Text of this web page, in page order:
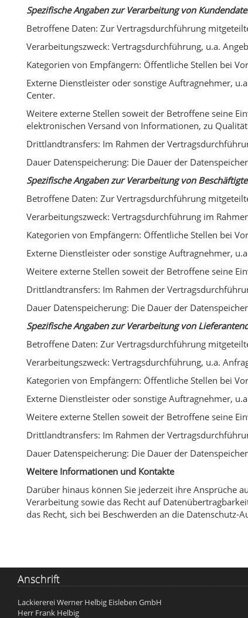
Spezifische Angaben zur Verarbeitung von
Betroffene Daten: Zur Vertragsdurchführung
Verarbeitungszweck: Vertragsdurchführung, u.a.
Kategorien von Empfängern: Öffentliche Stellen bei
Externe Dienstleister oder sonstige Auftragnehmer,
Center.
Weitere externe Stellen soweit der Betroffene seine
elektronischen Versand von Informationen, zu
Drittlandtransfers: Im Rahmen der
Dauer Datenspeicherung: Die Dauer der
Spezifische Angaben zur Verarbeitung von
Betroffene Daten: Zur Vertragsdurchführung
Verarbeitungszweck: Vertragsdurchführung im
Kategorien von Empfängern: Öffentliche Stellen bei
Externe Dienstleister oder sonstige Auftragnehmer,
Weitere externe Stellen soweit der Betroffene seine
Drittlandtransfers: Im Rahmen der
Dauer Datenspeicherung: Die Dauer der
Spezifische Angaben zur Verarbeitung von
Betroffene Daten: Zur Vertragsdurchführung
Verarbeitungszweck: Vertragsdurchführung, u.a.
Kategorien von Empfängern: Öffentliche Stellen bei
Externe Dienstleister oder sonstige Auftragnehmer,
Weitere externe Stellen soweit der Betroffene seine
Drittlandtransfers: Im Rahmen der
Dauer Datenspeicherung: Die Dauer der
Weitere Informationen und Kontakte
Darüber hinaus können Sie jederzeit ihre Ansprüche
Verarbeitung sowie das Recht auf
das Recht, sich bei Beschwerden an die Datenschutz-
Anschrift
Lackiererei Werner Helbig Eisleben GmbH
Herr Frank Helbig